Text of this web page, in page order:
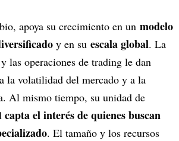
apoya su crecimiento en un modelo
y en su escala global. La
las operaciones de trading le dan
la volatilidad del mercado y a la
Al mismo tiempo, su unidad de
capta el interés de quienes buscan
. El tamaño y los recursos